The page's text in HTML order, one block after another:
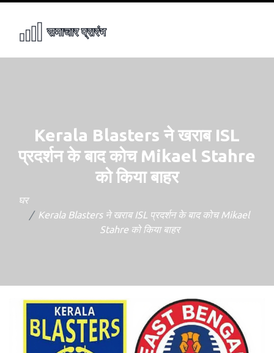
Kerala Blasters ने खराब ISL
प्रदर्शन के बाद कोच Mikael Stahre
को किया बाहर
घर
Kerala Blasters ने खराब ISL प्रदर्शन के बाद कोच Mikael
Stahre को किया बाहर